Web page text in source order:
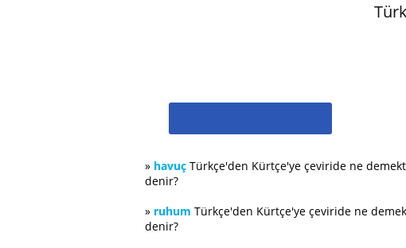
» havuç Türkçe'den Kürtçe'ye çeviride ne
denir?
» ruhum Türkçe'den Kürtçe'ye çeviride ne
denir?